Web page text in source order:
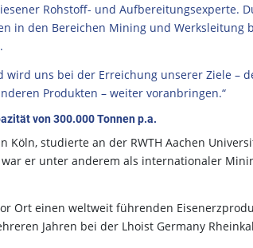
Rohstoff- und Aufbereitungsexperte.
in den Bereichen Mining und Werksleitung
wird uns bei der Erreichung unserer Ziele –
Produkten – weiter voranbringen.“
von 300.000 Tonnen p.a.
Köln, studierte an der RWTH Aachen
er unter anderem als internationaler
Ort einen weltweit führenden
Jahren bei der Lhoist Germany